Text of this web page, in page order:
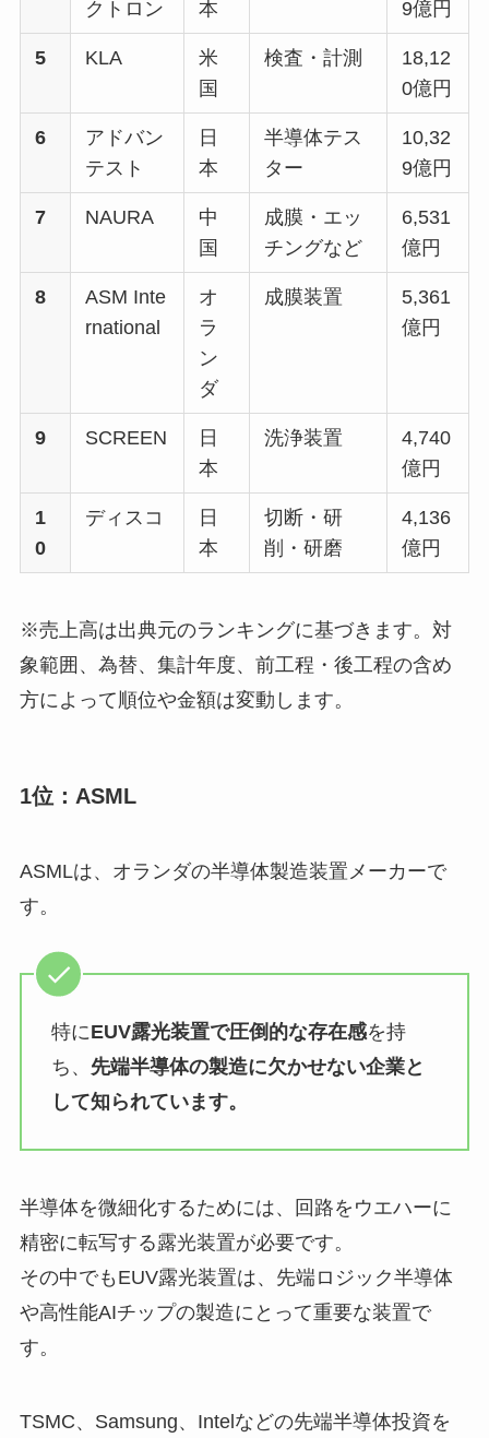
クトロン 本 9億円
5 KLA
米
国
検査・計測
18,12
0億円
6
アドバン
テスト
日
本
半導体テス
ター
10,32
9億円
7 NAURA
中
国
成膜・エッ
チングなど
6,531
億円
8
ASM Inte
rnational
オ
ラ
ン
ダ
成膜装置
5,361
億円
9 SCREEN
日
本
洗浄装置
4,740
億円
1
0
ディスコ
日
本
切断・研
削・研磨
4,136
億円
※売上高は出典元のランキングに基づきます。対
象範囲、為替、集計年度、前工程・後工程の含め
方によって順位や金額は変動します。
1位：ASML
ASMLは、オランダの半導体製造装置メーカーで
す。
特にEUV露光装置で圧倒的な存在感を持
ち、 先端半導体の製造に欠かせない企業と
して知られています。
半導体を微細化するためには、回路をウエハーに
精密に転写する露光装置が必要です。
その中でもEUV露光装置は、先端ロジック半導体
や高性能AIチップの製造にとって重要な装置で
す。
TSMC、Samsung、Intelなどの先端半導体投資を